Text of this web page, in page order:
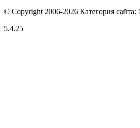
© Copyright 2006-2026 Категория сайта:
5.4.25